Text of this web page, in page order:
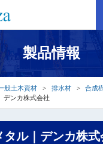
製品情報
般土木資材 排水材
合成
デンカ株式会社
タル｜デンカ株